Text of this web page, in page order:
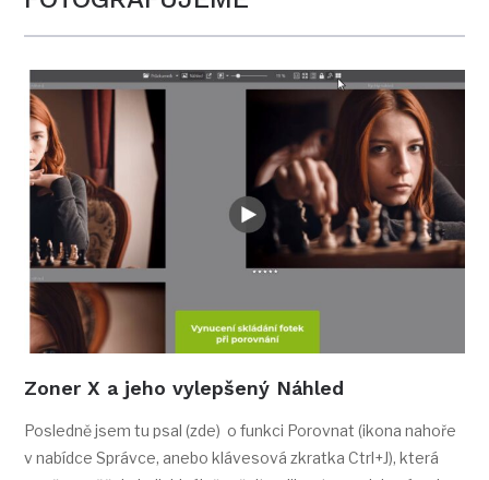
Zoner X a jeho vylepšený Náhled
Posledně jsem tu psal (zde) o funkci Porovnat (ikona nahoře
v nabídce Správce, anebo klávesová zkratka Ctrl+J), která